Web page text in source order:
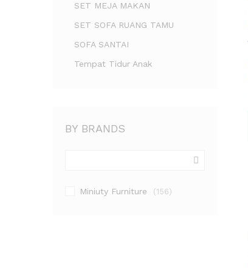
SET MEJA MAKAN
SET SOFA RUANG TAMU
SOFA SANTAI
Tempat Tidur Anak
BY BRANDS
Miniuty Furniture (156)